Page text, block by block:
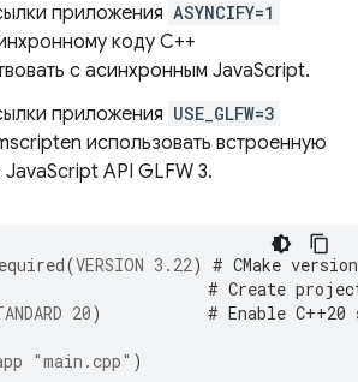
приложения ASYNCIFY=1
коду C++
с асинхронным JavaScript.
приложения USE_GLFW=3
использовать встроенную
API GLFW 3.
(VERSION 3.22) # CMake
# Create
20) # Enable C++20
"main.cpp" )